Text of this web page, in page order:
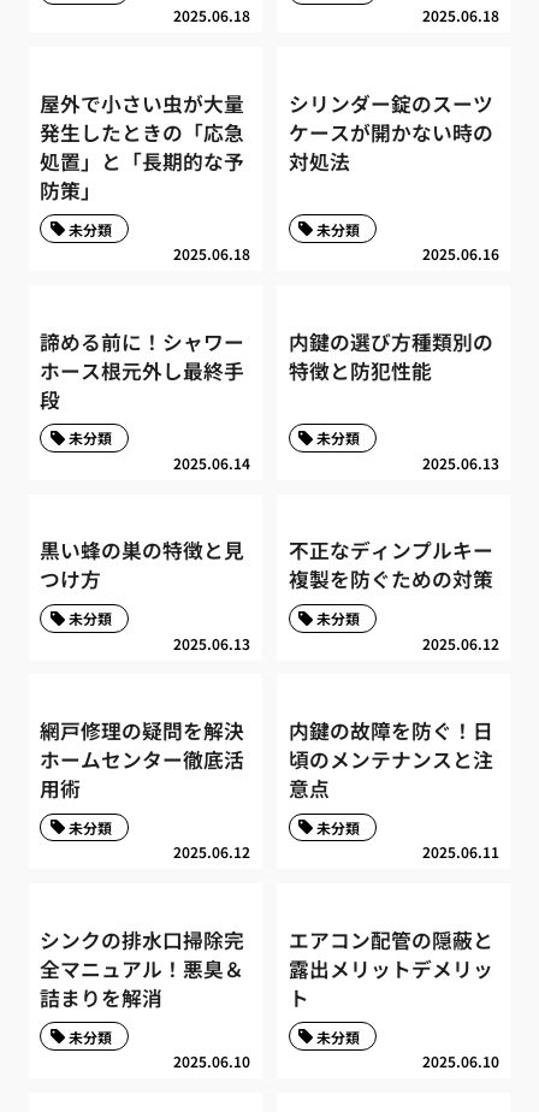
2025.06.18 2025.06.18
屋外で小さい虫が大量
発生したときの「応急
処置」と「長期的な予
防策」
2025.06.18
未分類
シリンダー錠のスーツ
ケースが開かない時の
対処法
2025.06.16
未分類
諦める前に！シャワー
ホース根元外し最終手
段
2025.06.14
未分類
内鍵の選び方種類別の
特徴と防犯性能
2025.06.13
未分類
黒い蜂の巣の特徴と見
つけ方
2025.06.13
未分類
不正なディンプルキー
複製を防ぐための対策
2025.06.12
未分類
網戸修理の疑問を解決
ホームセンター徹底活
用術
2025.06.12
未分類
内鍵の故障を防ぐ！日
頃のメンテナンスと注
意点
2025.06.11
未分類
シンクの排水口掃除完
全マニュアル！悪臭＆
詰まりを解消
2025.06.10
未分類
エアコン配管の隠蔽と
露出メリットデメリッ
ト
2025.06.10
未分類